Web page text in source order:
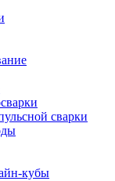
сварки
кубы